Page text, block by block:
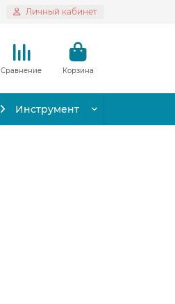
Личный кабинет
Сравнение Корзина
Инструмент